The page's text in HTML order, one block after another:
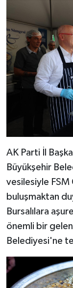
AK Parti İl
Büyükşehir
vesilesiyle
buluşmaktan
Bursalılara
önemli bir
Belediyesi'ne